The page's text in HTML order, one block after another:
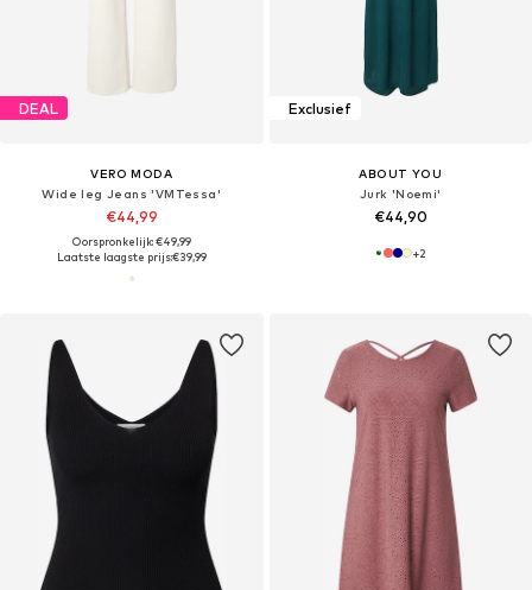
DEAL
VERO MODA
Wide leg Jeans 'VMTessa'
€44,99
Oorspronkelijk: €49,99
Laatste laagste prijs:€39,99
Exclusief
ABOUT YOU
Jurk 'Noemi'
€44,90
+2